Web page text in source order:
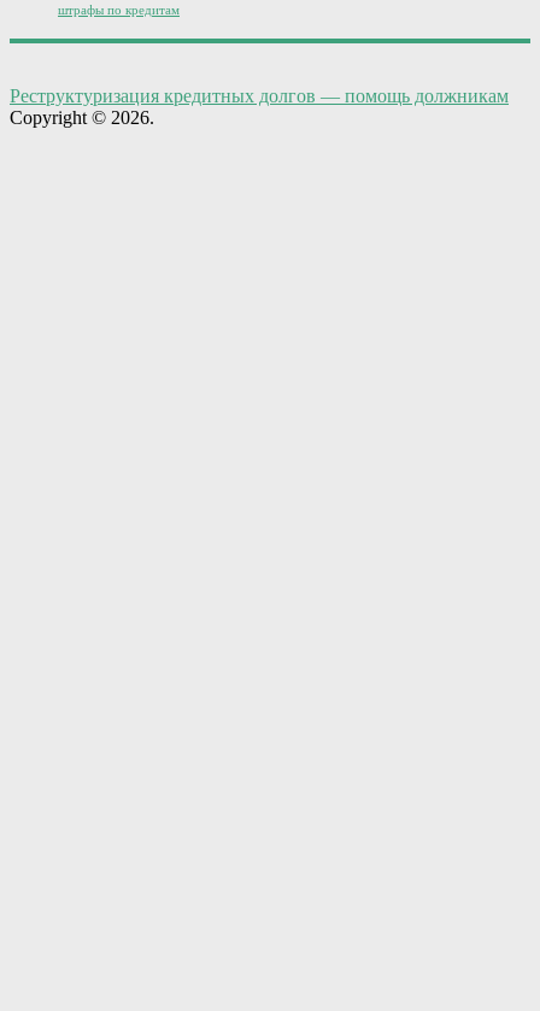
штрафы по кредитам
Реструктуризация кредитных долгов — помощь должникам
Copyright © 2026.